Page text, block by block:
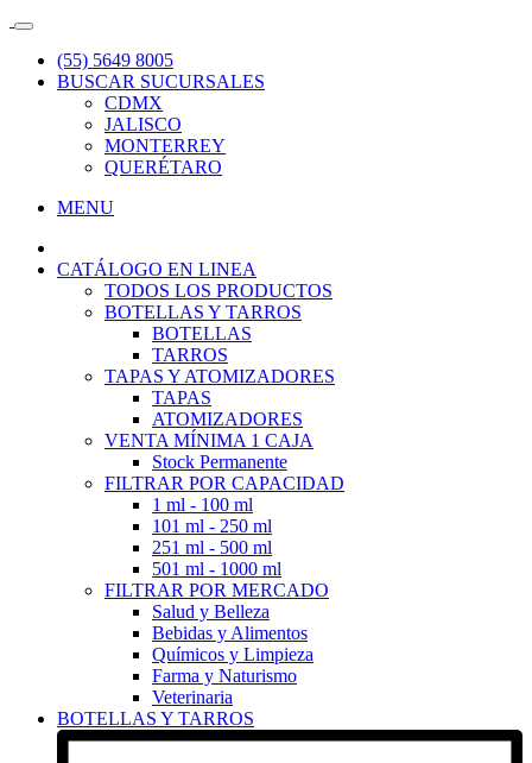
(55) 5649 8005
BUSCAR SUCURSALES
CDMX
JALISCO
MONTERREY
QUERÉTARO
MENU
CATÁLOGO EN LINEA
TODOS LOS PRODUCTOS
BOTELLAS Y TARROS
BOTELLAS
TARROS
TAPAS Y ATOMIZADORES
TAPAS
ATOMIZADORES
VENTA MÍNIMA 1 CAJA
Stock Permanente
FILTRAR POR CAPACIDAD
1 ml - 100 ml
101 ml - 250 ml
251 ml - 500 ml
501 ml - 1000 ml
FILTRAR POR MERCADO
Salud y Belleza
Bebidas y Alimentos
Químicos y Limpieza
Farma y Naturismo
Veterinaria
BOTELLAS Y TARROS